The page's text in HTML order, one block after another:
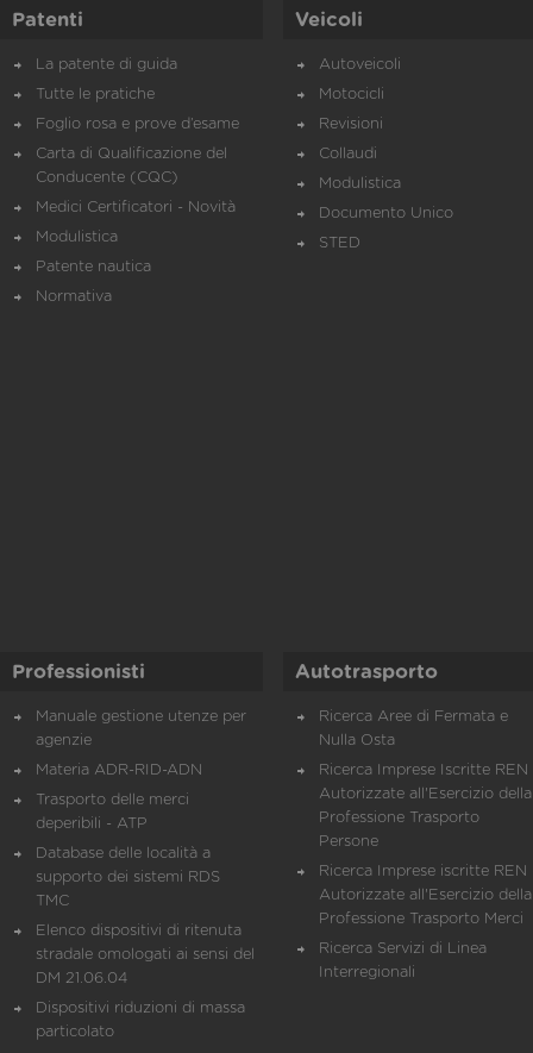
Patenti
La patente di guida
Tutte le pratiche
Foglio rosa e prove d’esame
Carta di Qualificazione del
Conducente (CQC)
Medici Certificatori - Novità
Modulistica
Patente nautica
Normativa
Veicoli
Autoveicoli
Motocicli
Revisioni
Collaudi
Modulistica
Documento Unico
STED
Professionisti
Manuale gestione utenze per
agenzie
Materia ADR-RID-ADN
Trasporto delle merci
deperibili - ATP
Database delle località a
supporto dei sistemi RDS
TMC
Elenco dispositivi di ritenuta
stradale omologati ai sensi del
DM 21.06.04
Dispositivi riduzioni di massa
particolato
Autotrasporto
Ricerca Aree di Fermata e
Nulla Osta
Ricerca Imprese Iscritte REN
Autorizzate all'Esercizio della
Professione Trasporto
Persone
Ricerca Imprese iscritte REN
Autorizzate all'Esercizio della
Professione Trasporto Merci
Ricerca Servizi di Linea
Interregionali